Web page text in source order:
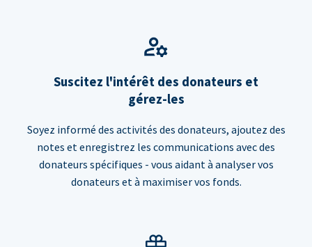
Suscitez l'intérêt des donateurs et
gérez-les
Soyez informé des activités des donateurs, ajoutez des
notes et enregistrez les communications avec des
donateurs spécifiques - vous aidant à analyser vos
donateurs et à maximiser vos fonds.